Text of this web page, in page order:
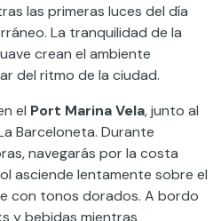
las primeras luces del día
La tranquilidad de la
crean el ambiente
del ritmo de la ciudad.
el Port Marina Vela, junto al
Barceloneta. Durante
navegarás por la costa
asciende lentamente sobre el
con tonos dorados. A bordo
y bebidas mientras